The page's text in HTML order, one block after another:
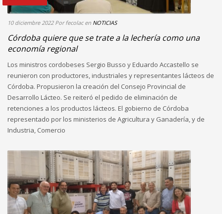
10 diciembre 2022 Por fecolac en NOTICIAS
Córdoba quiere que se trate a la lechería como una
economía regional
Los ministros cordobeses Sergio Busso y Eduardo Accastello se
reunieron con productores, industriales y representantes lácteos de
Córdoba. Propusieron la creación del Consejo Provincial de
Desarrollo Lácteo. Se reiteró el pedido de eliminación de
retenciones a los productos lácteos. El gobierno de Córdoba
representado por los ministerios de Agricultura y Ganadería, y de
Industria, Comercio